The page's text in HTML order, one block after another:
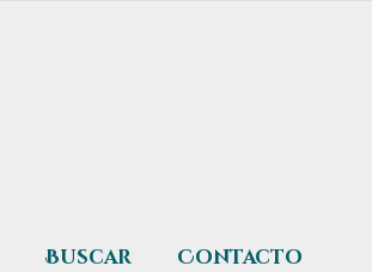
Buscar Contacto